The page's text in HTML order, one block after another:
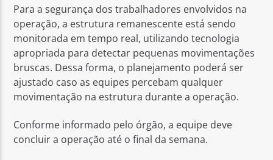
Para a segurança dos trabalhadores envolvidos na
operação, a estrutura remanescente está sendo
monitorada em tempo real, utilizando tecnologia
apropriada para detectar pequenas movimentações
bruscas. Dessa forma, o planejamento poderá ser
ajustado caso as equipes percebam qualquer
movimentação na estrutura durante a operação.
Conforme informado pelo órgão, a equipe deve
concluir a operação até o final da semana.